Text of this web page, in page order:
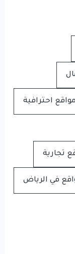
احترافية
تجارية
في الرياض